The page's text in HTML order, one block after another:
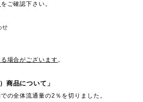
をご確認下さい。
せ
場合がございます。
商品について」
の全体流通量の2％を切りました。